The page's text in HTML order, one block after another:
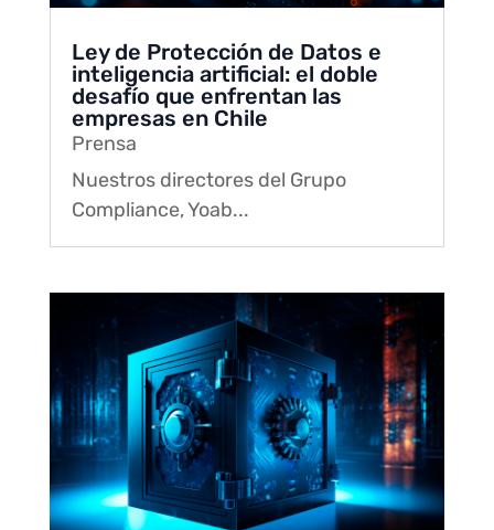
Ley de Protección de Datos e
inteligencia artificial: el doble
desafío que enfrentan las
empresas en Chile
Prensa
Nuestros directores del Grupo
Compliance, Yoab...